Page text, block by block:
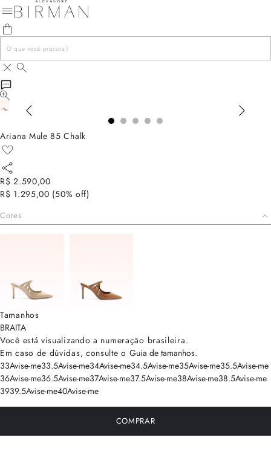
Ariana Mule 85 Chalk
R$ 2.590,00
R$ 1.295,00 (50% off)
Cores
Tamanhos
BRAITA
Você está visualizando a numeração brasileira.
Em caso de dúvidas, consulte o Guia de tamanhos.
33Avise-me33.5Avise-me34Avise-me34.5Avise-me35Avise-me35.5Avise-me
36Avise-me36.5Avise-me37Avise-me37.5Avise-me38Avise-me38.5Avise-me
3939.5Avise-me40Avise-me
COMPRAR